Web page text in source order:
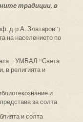
традиции, в
д-р А. Златаров”)
на населението по
– УМБАЛ “Света
в религията и
и
за солта
и солта